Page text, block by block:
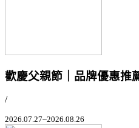
歡慶父親節｜品牌優惠推
/
2026.07.27~2026.08.26